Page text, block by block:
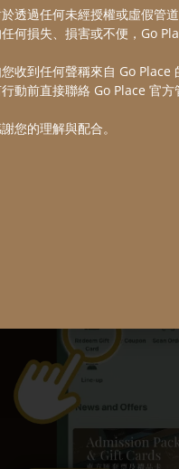
子禮品卡:
透過任何未經授權或虛假管
何損失、損害或不便，Go
收到任何聲稱來自 Go Place
動前直接聯絡 Go Place 官方
您的理解與配合。